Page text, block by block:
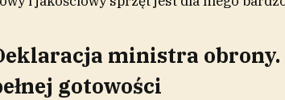
ministra obrony.
gotowości